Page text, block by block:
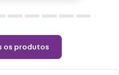
ou
os produtos